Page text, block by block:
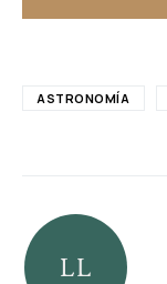
ASTRONOMÍA